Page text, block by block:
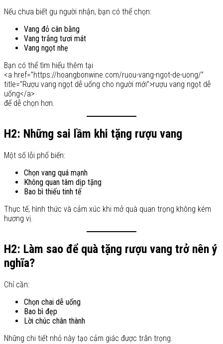
Nếu chưa biết gu người nhận, bạn có thể chọn:
Vang đỏ cân bằng
Vang trắng tươi mát
Vang ngọt nhẹ
Bạn có thể tìm hiểu thêm tại
<a href=”https://hoangbonwine.com/ruou-vang-ngot-de-uong/”
title=”Rượu vang ngọt dễ uống cho người mới”>rượu vang ngọt dễ
uống</a>
để dễ chọn hơn.
H2: Những sai lầm khi tặng rượu vang
Một số lỗi phổ biến:
Chọn vang quá mạnh
Không quan tâm dịp tặng
Bao bì thiếu tinh tế
Thực tế, hình thức và cảm xúc khi mở quà quan trọng không kém
hương vị.
H2: Làm sao để quà tặng rượu vang trở nên ý
nghĩa?
Chỉ cần:
Chọn chai dễ uống
Bao bì đẹp
Lời chúc chân thành
Những chi tiết nhỏ này tạo cảm giác được trân trọng.